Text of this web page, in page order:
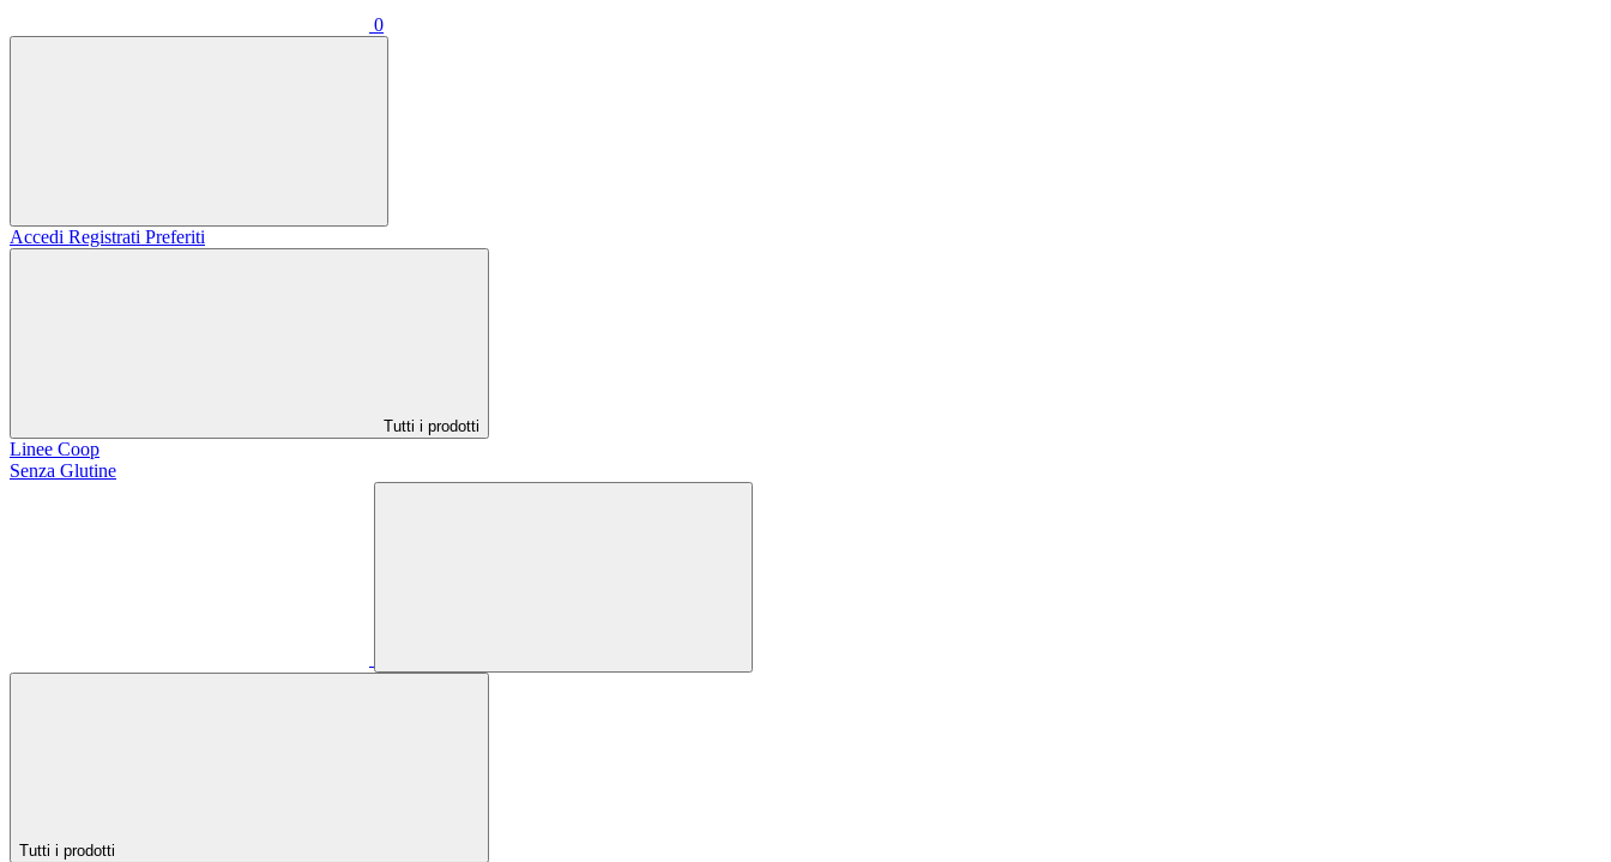
0
Accedi Registrati Preferiti
Tutti i prodotti
Linee Coop
Senza Glutine
Tutti i prodotti